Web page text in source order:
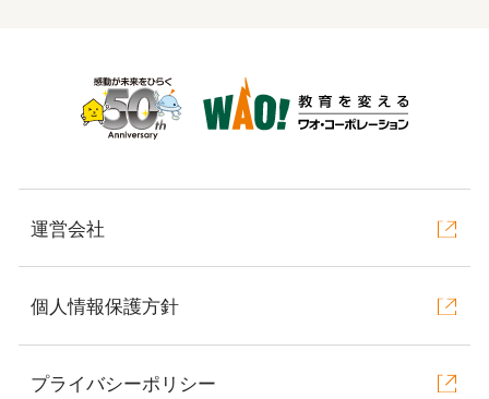
運営会社
個人情報保護方針
プライバシーポリシー